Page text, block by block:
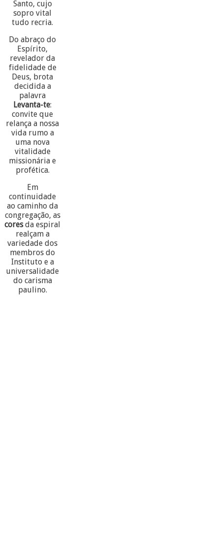
Santo, cujo
sopro vital
tudo recria.
Do abraço do
Espírito,
revelador da
fidelidade de
Deus, brota
decidida a
palavra
Levanta-te:
convite que
relança a nossa
vida rumo a
uma nova
vitalidade
missionária e
profética.
Em
continuidade
ao caminho da
congregação, as
coresda espiral
realçam a
variedade dos
membros do
Instituto e a
universalidade
do carisma
paulino.